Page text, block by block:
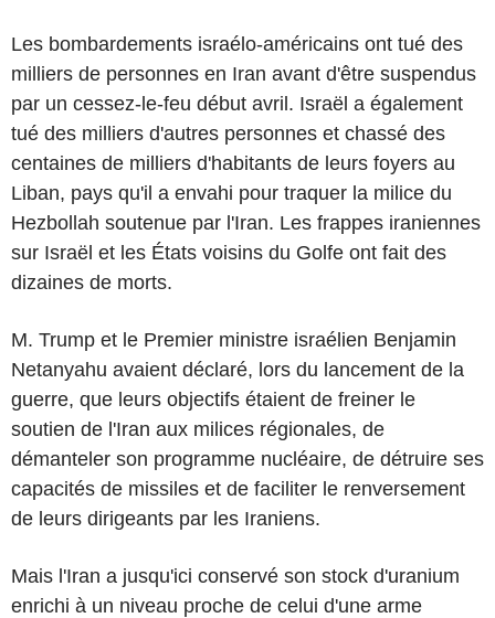
Les bombardements israélo-américains ont tué des
milliers de personnes en Iran avant d'être suspendus
par un cessez-le-feu début avril. Israël a également
tué des milliers d'autres personnes et chassé des
centaines de milliers d'habitants de leurs foyers au
Liban, pays qu'il a envahi pour traquer la milice du
Hezbollah soutenue par l'Iran. Les frappes iraniennes
sur Israël et les États voisins du Golfe ont fait des
dizaines de morts.
M. Trump et le Premier ministre israélien Benjamin
Netanyahu avaient déclaré, lors du lancement de la
guerre, que leurs objectifs étaient de freiner le
soutien de l'Iran aux milices régionales, de
démanteler son programme nucléaire, de détruire ses
capacités de missiles et de faciliter le renversement
de leurs dirigeants par les Iraniens.
Mais l'Iran a jusqu'ici conservé son stock d'uranium
enrichi à un niveau proche de celui d'une arme